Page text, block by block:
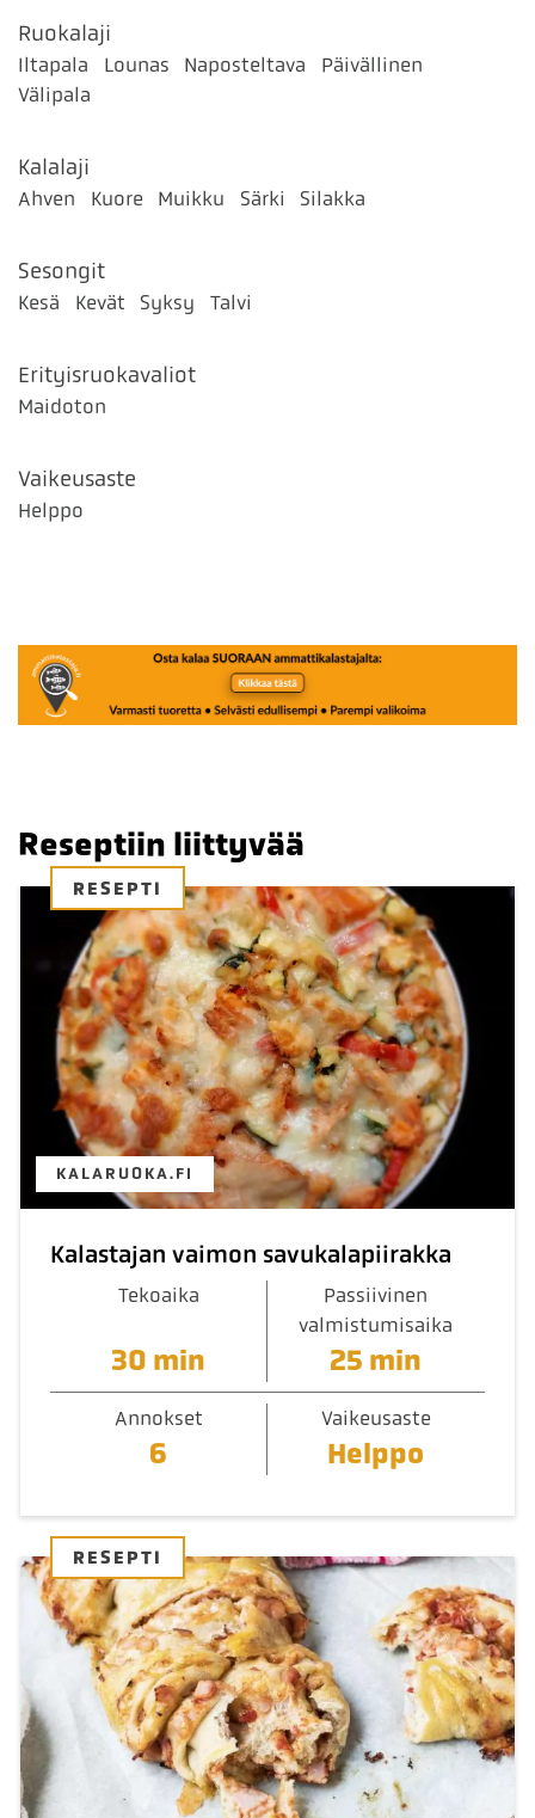
Ruokalaji
Iltapala Lounas Naposteltava
Päivällinen
Välipala
Kalalaji
Ahven Kuore Muikku Särki Silakka
Sesongit
Kesä Kevät Syksy Talvi
Erityisruokavaliot
Maidoton
Vaikeusaste
Helppo
Reseptiin liittyvää
RESEPTI
KALARUOKA.FI
Kalastajan vaimon savukalapiirakka
Tekoaika
30 min
Passiivinen
valmistumisaika
25 min
Annokset
6
Vaikeusaste
Helppo
RESEPTI